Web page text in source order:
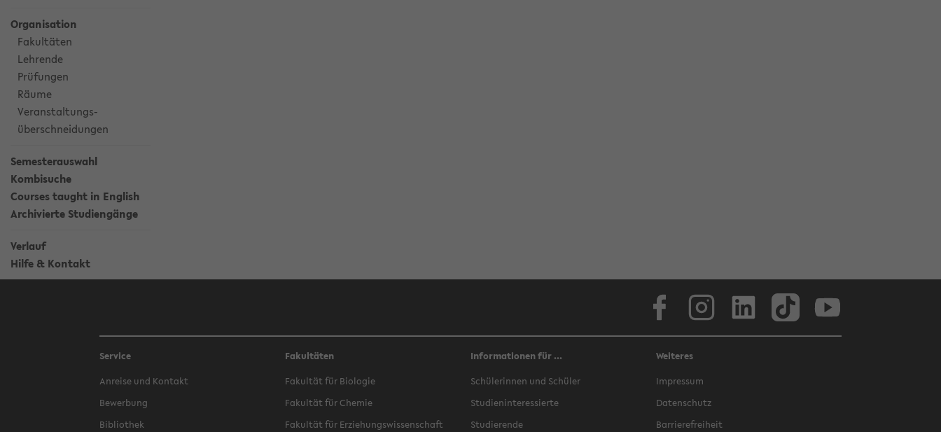
Organisation
Fakultäten
Lehrende
Prüfungen
Räume
Veranstaltungs-
überschneidungen
Semesterauswahl
Kombisuche
Courses taught in English
Archivierte Studiengänge
Verlauf
Hilfe & Kontakt
Service
Anreise und Kontakt
Bewerbung
Bibliothek
Fakultäten
Fakultät für Biologie
Fakultät für Chemie
Fakultät für Erziehungswissenschaft
Informationen für ...
Schülerinnen und Schüler
Studieninteressierte
Studierende
Weiteres
Impressum
Datenschutz
Barrierefreiheit